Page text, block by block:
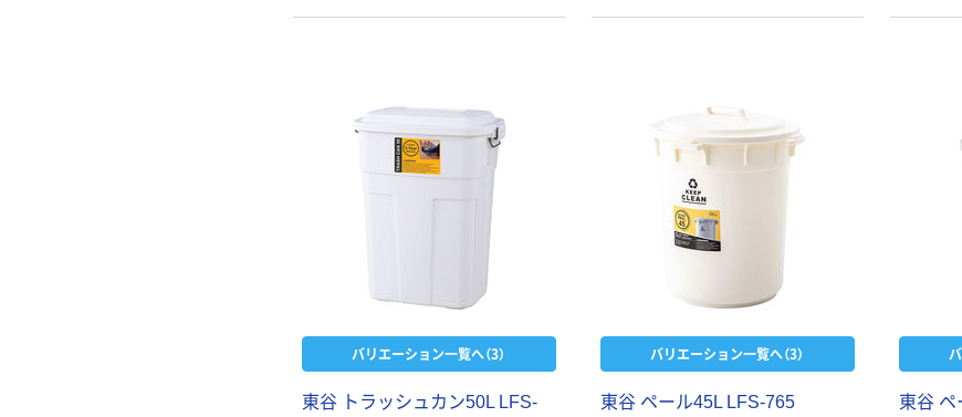
バリエーション一覧へ（3）
東谷 トラッシュカン50L LFS-
バリエーション一覧へ（3）
東谷 ペール45L LFS-765 東谷 ペ